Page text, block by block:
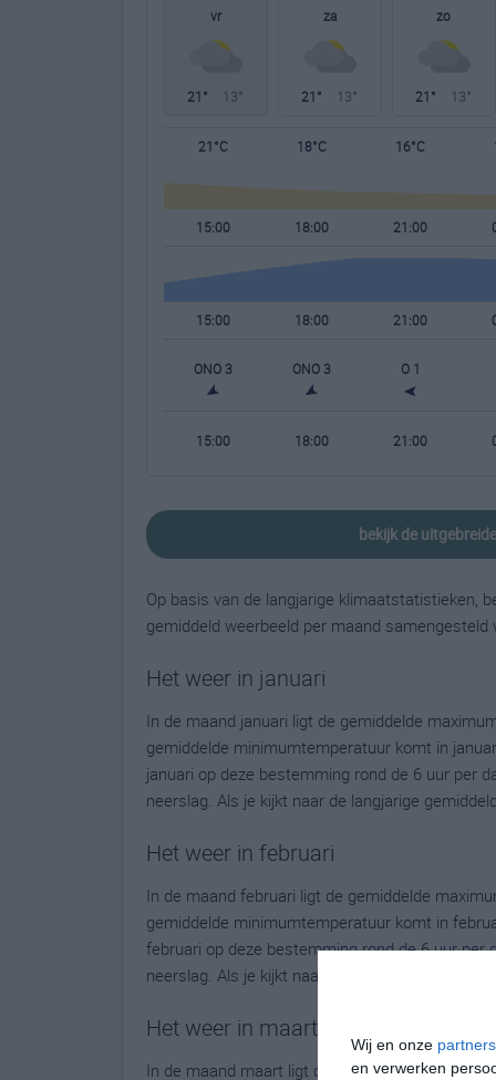
Wij en onze partners
en verwerken
vr
21° 13°
za
21° 13°
zo
21° 13°
21°C 18°C 16°C
15:00 18:00 21:00
15:00 18:00 21:00
ONO 3 ONO 3 O 1
15:00 18:00 21:00
bekijk de
Op basis van de langjarige klimaatstatistieken,
gemiddeld weerbeeld per maand samengesteld
Het weer in januari
In de maand januari ligt de gemiddelde
gemiddelde minimumtemperatuur komt in
januari op deze bestemming rond de 6 uur per
neerslag. Als je kijkt naar de langjarige
Het weer in februari
In de maand februari ligt de gemiddelde
gemiddelde minimumtemperatuur komt in
februari op deze bestemming rond de 6 uur per
neerslag. Als je kijkt naar de langjarige
Het weer in maart
In de maand maart ligt de gemiddelde